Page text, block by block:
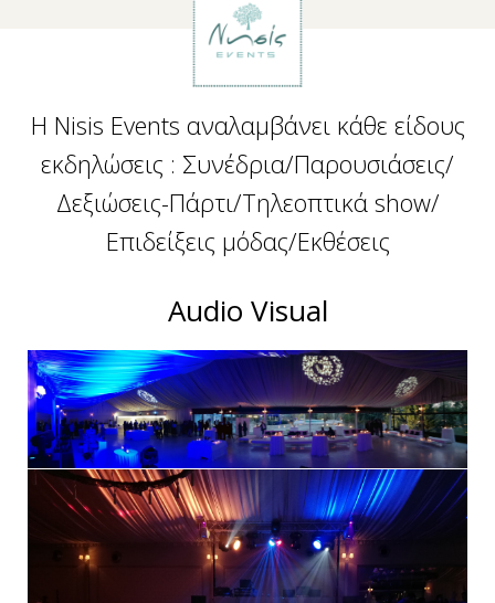
Audio
Visual
Η Nisis Events αναλαμβάνει κάθε είδους
εκδηλώσεις : Συνέδρια/Παρουσιάσεις/
Δεξιώσεις-Πάρτι/Τηλεοπτικά show/
Επιδείξεις μόδας/Εκθέσεις
Audio Visual